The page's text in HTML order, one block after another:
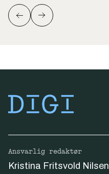
Ansvarlig redaktør
Kristina Fritsvold Nilsen